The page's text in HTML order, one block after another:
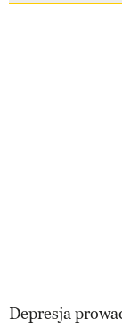
Depresja